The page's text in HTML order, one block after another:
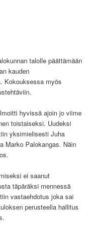
talolle päättämään
kauden
Kokouksessa myös
hyvissä ajoin jo viime
toistaiseksi. Uudeksi
yksimielisesti Juha
Marko Palokangas. Näin
ei saanut
täpäräksi mennessä
vastaehdotus joka sai
perusteella hallitus